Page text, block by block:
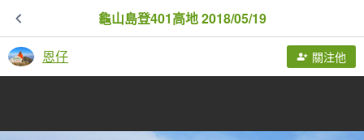
龜山島登401高地 2018/05/19
恩仔 關注他